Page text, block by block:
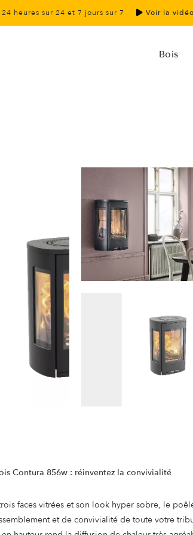
24 heures sur 24 et 7 jours sur 7 Voir la vidéo
Bois
Contura 856w : réinventez la convivialité
faces vitrées et son look hyper sobre, le
et de convivialité de toute votre